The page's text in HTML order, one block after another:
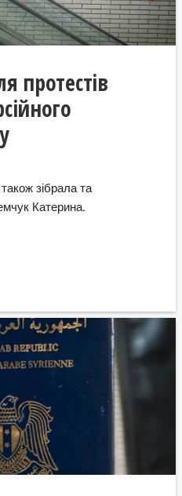
протестів
зібрала та
Катерина.